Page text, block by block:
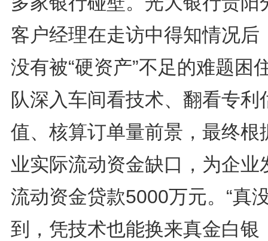
客户经理在走访中得知情况后
没有被“硬资产”不足的难题困
队深入车间看技术、翻看专利
值、核算订单量前景，最终根
业实际流动资金缺口，为企业
流动资金贷款5000万元。“真
到，凭技术也能换来真金白银